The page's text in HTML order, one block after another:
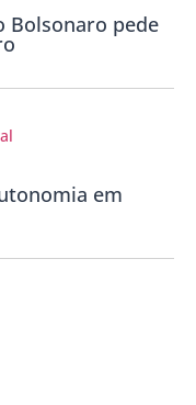
Bolsonaro pede
em